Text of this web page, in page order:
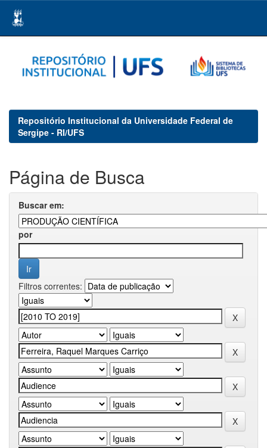
navigation
Repositório Institucional da Universidade Federal de
Sergipe - RI/UFS
Página de Busca
Buscar em:
por
Filtros correntes: